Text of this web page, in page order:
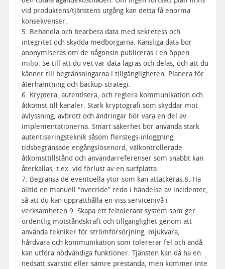
vid produktens/tjänstens utgång kan detta få enorma
konsekvenser.
5. Behandla och bearbeta data med sekretess och
integritet och skydda medborgarna. Känsliga data bör
anonymiseras om de någonsin publiceras i en öppen
miljö. Se till att du vet var data lagras och delas, och att du
känner till begränsningarna i tillgängligheten. Planera för
återhämtning och backup-strategi.
6. Kryptera, autentisera, och reglera kommunikation och
åtkomst till kanaler. Stark kryptografi som skyddar mot
avlyssning, avbrott och ändringar bör vara en del av
implementationerna. Smart säkerhet bör använda stark
autentiseringsteknik såsom flerstegs-inloggning,
tidsbegränsade engångslösenord, välkontrollerade
åtkomsttillstånd och användarreferenser som snabbt kan
återkallas, t.ex. vid förlust av en surfplatta.
7. Begränsa de eventuella ytor som kan attackeras.8. Ha
alltid en manuell “override” redo i händelse av incidenter,
så att du kan upprätthålla en viss servicenivå i
verksamheten.9. Skapa ett feltolerant system som ger
ordentlig motståndskraft och tillgänglighet genom att
använda tekniker för strömförsörjning, mjukvara,
hårdvara och kommunikation som tolererar fel och ändå
kan utföra nödvändiga funktioner. Tjänsten kan då ha en
nedsatt svarstid eller sämre prestanda, men kommer inte